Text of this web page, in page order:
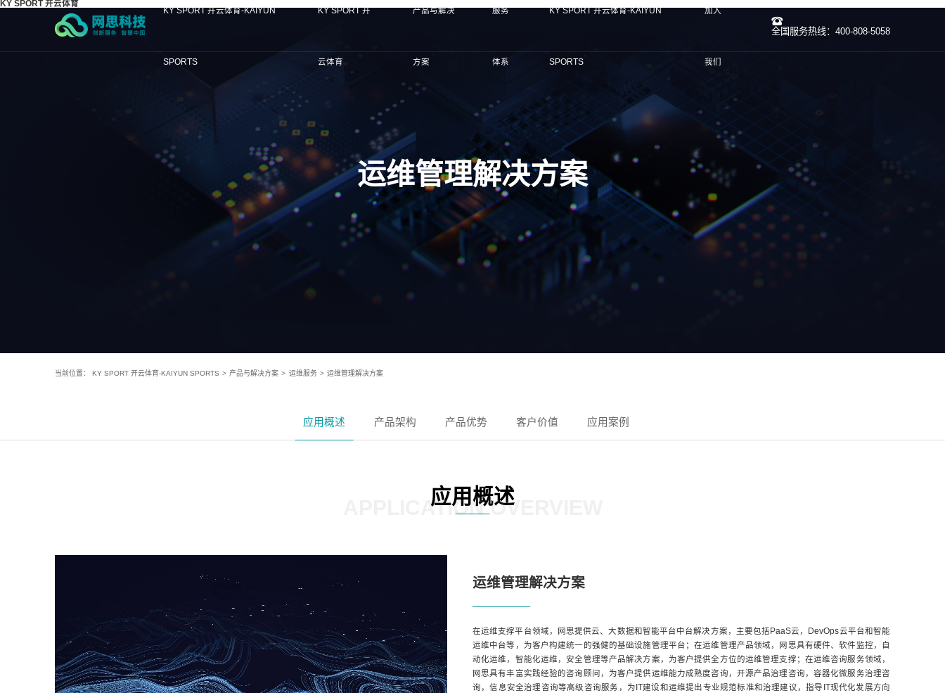
KY SPORT 开云体育
KY SPORT 开云体育-KAIYUN
SPORTS
KY SPORT 开
云体育
产品与解决
方案
服务
体系
KY SPORT 开云体育-KAIYUN
SPORTS
加入
我们
全国服务热线：400-808-5058
运维管理解决方案
当前位置： KY SPORT 开云体育-KAIYUN SPORTS > 产品与解决方案 > 运维服务 > 运维管理解决方案
应用概述 产品架构 产品优势 客户价值 应用案例
应用概述
APPLICATION OVERVIEW
运维管理解决方案
在运维支撑平台领域，网思提供云、大数据和智能平台中台解决方案，主要包括PaaS云，DevOps云平台和智能
运维中台等，为客户构建统一的强健的基础设施管理平台；在运维管理产品领域，网思具有硬件、软件监控，自
动化运维，智能化运维，安全管理等产品解决方案，为客户提供全方位的运维管理支撑；在运维咨询服务领域，
网思具有丰富实践经验的咨询顾问，为客户提供运维能力成熟度咨询，开源产品治理咨询，容器化微服务治理咨
询，信息安全治理咨询等高级咨询服务，为IT建设和运维提出专业规范标准和治理建议，指导IT现代化发展方向